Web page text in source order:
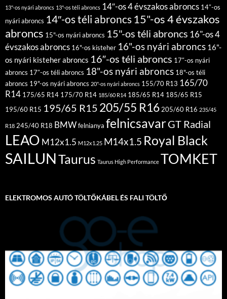
13"-os nyári abroncs 13"-os téli abroncs 14″-os 4 évszakos abroncs 14″-os
nyári abroncs 14″-os téli abroncs15"-os 4 évszakos
abroncs 15"-os nyári abroncs 15"-os téli abroncs 16"-os 4
évszakos abroncs 16"-os kisteher 16"-os nyári abroncs 16"-
os nyári kisteher abroncs 16″-os téli abroncs 17″-os nyári
abroncs 17″-os téli abroncs 18"-os nyári abroncs 18"-os téli
abroncs 19"-os nyári abroncs 20"-os nyári abroncs 155/70 R13 165/70
R14 175/65 R14 175/70 R14 185/60 R14 185/65 R14 185/65 R15
195/60 R15 195/65 R15 205/55 R16 205/60 R16 235/45
R18 245/40 R18 BMWfelnianya felnicsavarGT Radial
LEAO M12x1.5 M12x1.25 M14x1.5 Royal Black
SAILUNTaurus Taurus High Performance TOMKET
ELEKTROMOS AUTÓ TÖLTŐKÁBEL ÉS FALI TÖLTŐ